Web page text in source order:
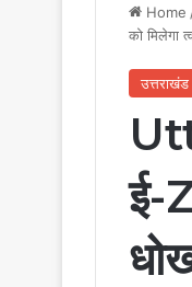
Home
को मिलेगा
उत्तराखंड
ई-